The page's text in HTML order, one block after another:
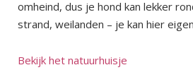
omheind, dus je hond kan lekker
strand, weilanden – je kan hier
Bekijk het natuurhuisje